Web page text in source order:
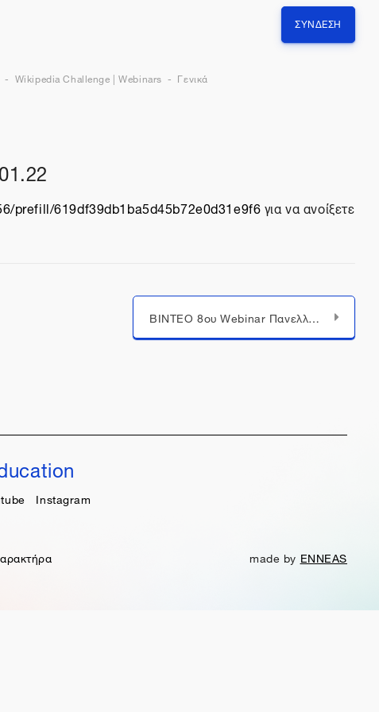
ΣΎΝΔΕΣΗ
Wikipedia Challenge | Webinars Γενικά
prefill/619df39db1ba5d45b72e0d31e9f6για να ανοίξετε
ΒΙΝΤΕΟ 8oυ Webinar Πανελλήνιου Μαθητικού Διαγωνισμού “Wikipedia Challenge: Γίνε ένας σύγχρονος εγκυκλοπαιδιστής”
Instagram
made by ENNEAS